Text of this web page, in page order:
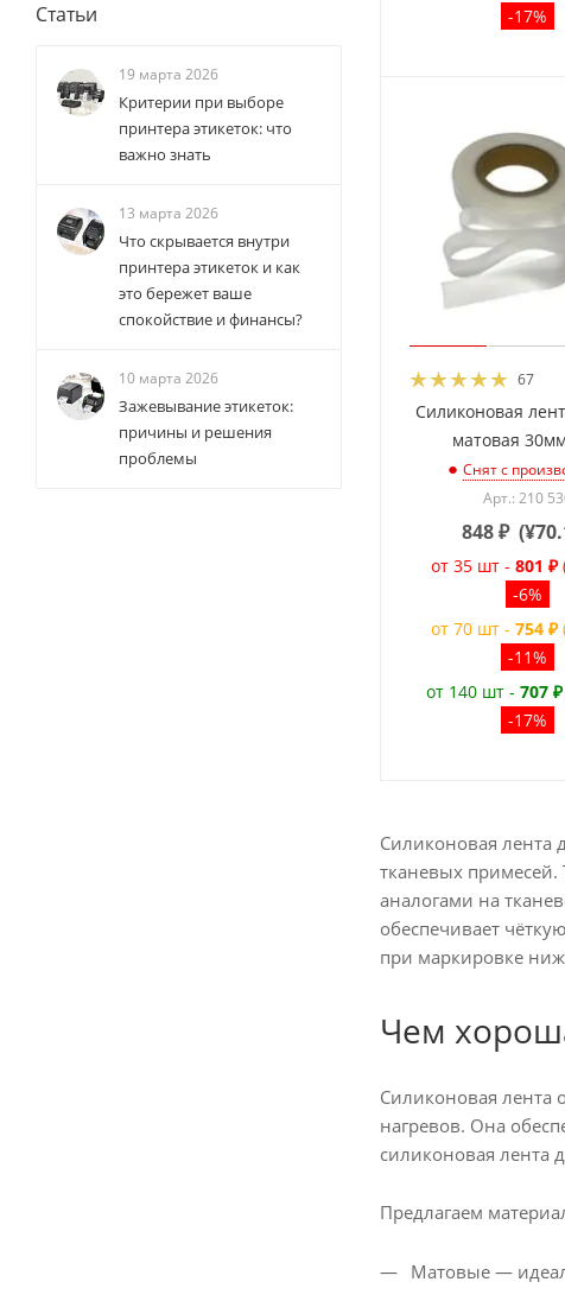
-17%
67
Силиконовая
матовая
Снят с
Арт.: 210
848₽ (
от 35 шт -801 ₽
-6%
от 70 шт -754 ₽
-11%
от 140 шт -707 ₽
-17%
Силиконовая лента
тканевых примесей.
аналогами на
обеспечивает
при маркировке
Чем
Силиконовая лента
нагревов. Она
силиконовая лента
Предлагаем
Матовые —
Статьи
19 марта 2026
Критерии при выборе
принтера этикеток: что
важно знать
13 марта 2026
Что скрывается внутри
принтера этикеток и как
это бережет ваше
спокойствие и финансы?
10 марта 2026
Зажевывание этикеток:
причины и решения
проблемы